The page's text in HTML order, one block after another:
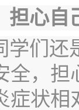
担心自
学们还
全，
症状